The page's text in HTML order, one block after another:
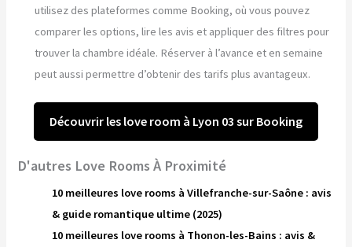
utilisez des plateformes comme Booking, où vous pouvez
comparer les options, lire les avis et appliquer des filtres pour
trouver la chambre idéale. Réserver à l’avance et en semaine
peut aussi permettre d’obtenir des tarifs plus avantageux.
Découvrir les love room à Lyon 03 sur Booking
D'autres Love Rooms À Proximité
10 meilleures love rooms à Villefranche-sur-Saône : avis
& guide romantique ultime (2025)
10 meilleures love rooms à Thonon-les-Bains : avis &